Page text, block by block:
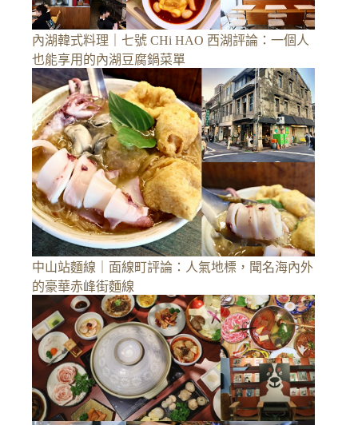
內湖韓式料理｜七號 CHi HAO 西湖評論：一個人
也能享用的內湖豆腐鍋菜單
中山站麵線｜面線町評論：人氣地標，聞名海內外
的豪華赤峰街麵線